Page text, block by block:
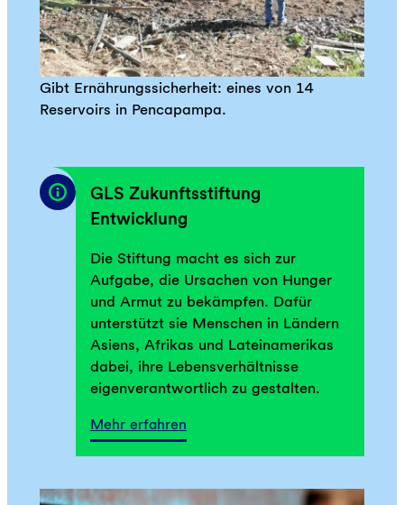
Gibt Ernährungssicherheit: eines von 14
Reservoirs in Pencapampa.
GLS Zukunftsstiftung
Entwicklung
Die Stiftung macht es sich zur
Aufgabe, die Ursachen von Hunger
und Armut zu bekämpfen. Dafür
unterstützt sie Menschen in Ländern
Asiens, Afrikas und Lateinamerikas
dabei, ihre Lebensverhältnisse
eigenverantwortlich zu gestalten.
Mehr erfahren